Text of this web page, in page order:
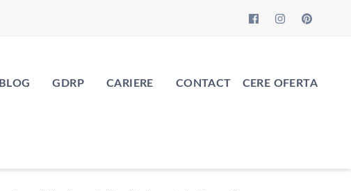
BLOG GDRP CARIERE CONTACT CERE OFERTA